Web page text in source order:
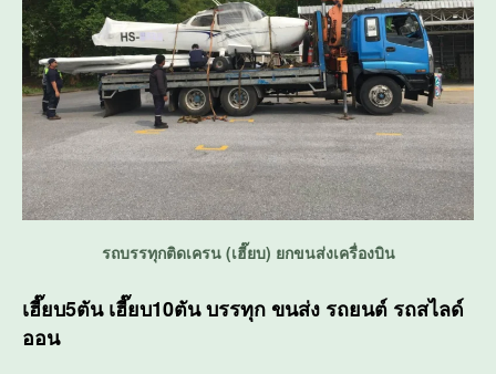
รถบรรทุกติดเครน (เฮี๊ยบ) ยกขนส่งเครื่องบิน
เฮี๊ยบ5ตัน เฮี๊ยบ10ตัน บรรทุก ขนส่ง รถยนต์ รถสไลด์
ออน